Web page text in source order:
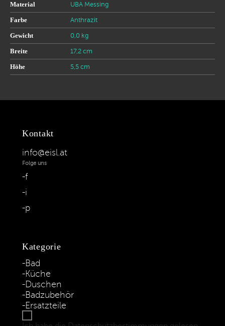
Material UBA Messing
Farbe Anthrazit
Gewicht 0,0 kg
Breite 17,2 cm
Höhe 5,5 cm
Kontakt
info@eisl.at
Folge uns
f
i
p
Kategorie
Bad
Küche
Duschen
Badzubehör
Ersatzteile